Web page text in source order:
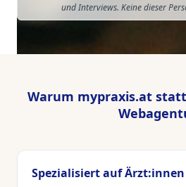
und Interviews. Keine dieser
Warum mypraxis.at
Spezialisiert auf Ärzt:innen